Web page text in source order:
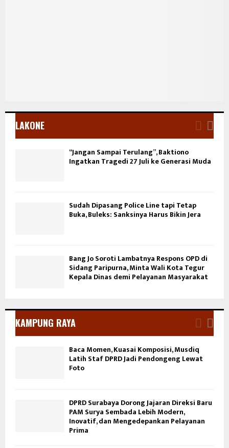
LAKONE
“Jangan Sampai Terulang”, Baktiono
Ingatkan Tragedi 27 Juli ke Generasi Muda
Sudah Dipasang Police Line tapi Tetap
Buka, Buleks: Sanksinya Harus Bikin Jera
Bang Jo Soroti Lambatnya Respons OPD di
Sidang Paripurna, Minta Wali Kota Tegur
Kepala Dinas demi Pelayanan Masyarakat
KAMPUNG RAYA
Baca Momen, Kuasai Komposisi, Musdiq
Latih Staf DPRD Jadi Pendongeng Lewat
Foto
DPRD Surabaya Dorong Jajaran Direksi Baru
PAM Surya Sembada Lebih Modern,
Inovatif, dan Mengedepankan Pelayanan
Prima